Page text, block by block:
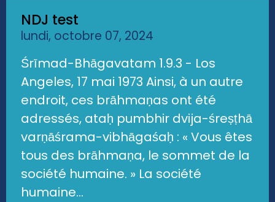
NDJ test
lundi, octobre 07, 2024
Śrīmad-Bhāgavatam 1.9.3 - Los
Angeles, 17 mai 1973 Ainsi, à un autre
endroit, ces brāhmaṇas ont été
adressés, ataḥ pumbhir dvija-śreṣṭhā
varṇāśrama-vibhāgaśaḥ : « Vous êtes
tous des brāhmaṇa, le sommet de la
société humaine. » La société
humaine...